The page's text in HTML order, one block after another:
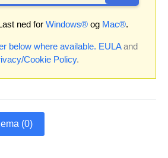
ned for Windows® og Mac®.
below where available. EULAand
Cookie Policy.
(0)